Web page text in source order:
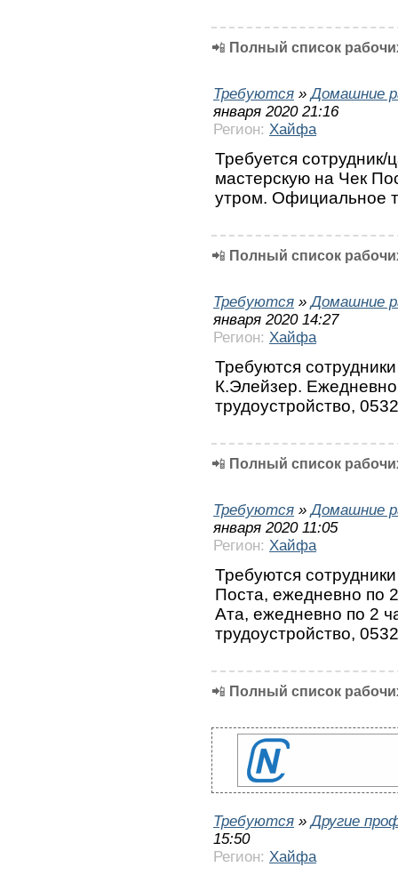
📲 Полный список
Требуются »Домашние
января 2020 21:16
Регион: Хайфа
Требуется сотрудник/
мастерскую на Чек
утром. Официальное
📲 Полный список
Требуются »Домашние
января 2020 14:27
Регион: Хайфа
Требуются
К.Элейзер.
трудоустройство,
📲 Полный список
Требуются »Домашние
января 2020 11:05
Регион: Хайфа
Требуются
Поста, ежедневно по
Ата, ежедневно по 2
трудоустройство,
📲 Полный список
Требуются »Другие
15:50
Регион: Хайфа